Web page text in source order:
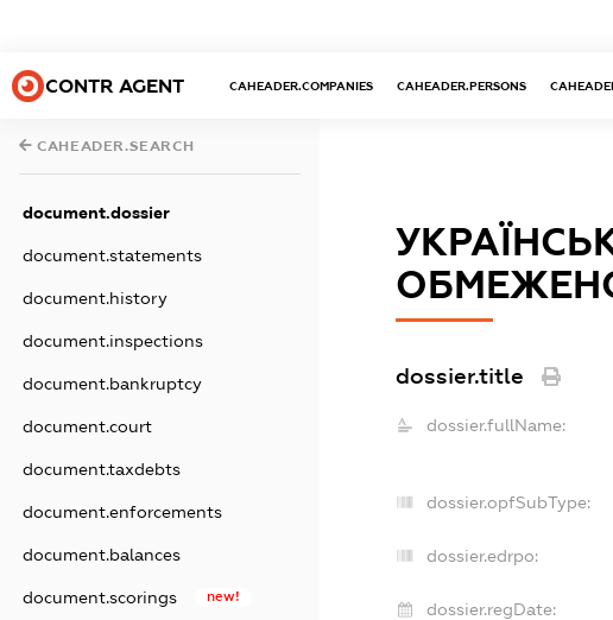
CONTR AGENT CAHEADER.COMPANIES CAHEADER.PERSONS
CAHEADER.SEARCH
document.dossier
document.statements
document.history
document.inspections
document.bankruptcy
document.court
document.taxdebts
document.enforcements
document.balances
document.scorings new!
dossier.title
dossier.fullName:
dossier.opfSubType:
dossier.edrpo:
dossier.regDate: